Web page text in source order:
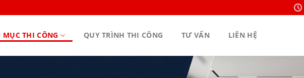
MỤC THI CÔNG QUY TRÌNH THI CÔNG TƯ VẤN LIÊN HỆ